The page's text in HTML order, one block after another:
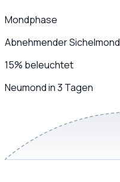
Mondphase
Abnehmender Sichelmond
15% beleuchtet
Neumond in 3 Tagen